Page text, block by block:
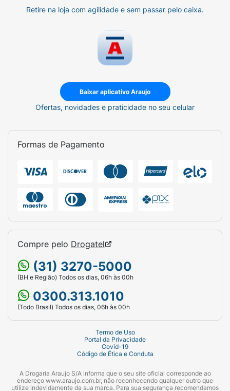
Retire na loja com agilidade e sem passar pelo caixa.
Baixar aplicativo Araujo
Ofertas, novidades e praticidade no seu celular
Formas de Pagamento
Compre pelo Drogatel
(31) 3270-5000
(BH e Região) Todos os dias, 06h às 00h
0300.313.1010
(Todo Brasil) Todos os dias, 06h às 00h
Termo de Uso
Portal da Privacidade
Covid-19
Código de Ética e Conduta
A Drogaria Araujo S/A informa que o seu site oficial corresponde ao
endereço www.araujo.com.br, não reconhecendo qualquer outro que
utilize indevidamente da sua marca. Para sua segurança recomendamos